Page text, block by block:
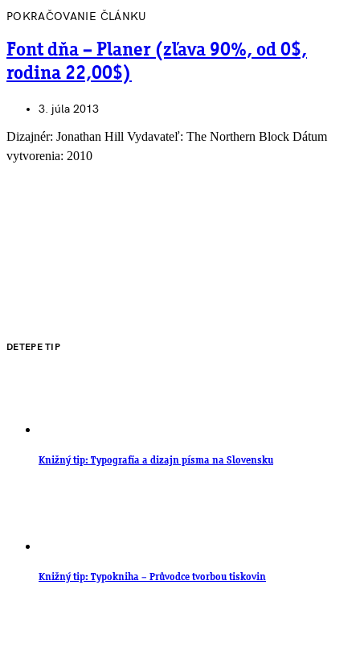
POKRAČOVANIE ČLÁNKU
Font dňa – Planer (zľava 90%, od 0$,
rodina 22,00$)
3. júla 2013
Dizajnér: Jonathan Hill Vydavateľ: The Northern Block Dátum
vytvorenia: 2010
DETEPE TIP
Knižný tip: Typografia a dizajn písma na Slovensku
Knižný tip: Typokniha – Průvodce tvorbou tiskovin